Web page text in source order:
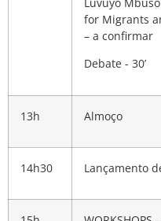
for Migrants
– a confirmar
Debate - 30’
13h Almoço
14h30 Lançamento